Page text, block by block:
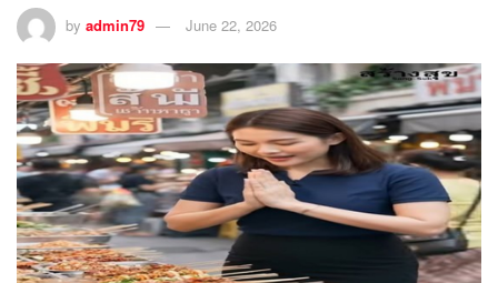
by admin79 June 22, 2026